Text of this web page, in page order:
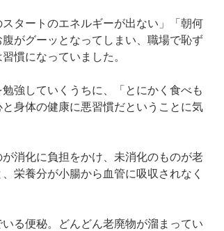
タートのエネルギーが出ない」「朝何
がグーッとなってしまい、職場で恥ず
慣になっていました。
強していくうちに、「とにかく食べも
身体の健康に悪習慣だということに気
消化に負担をかけ、未消化のものが老
栄養分が小腸から血管に吸収されなく
る便秘。どんどん老廃物が溜まってい